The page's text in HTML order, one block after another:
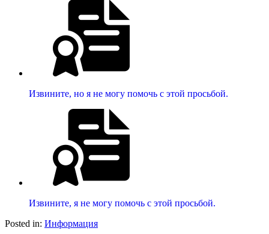
Извините, но я не могу помочь с этой просьбой.
Извините, я не могу помочь с этой просьбой.
Posted in: Информация